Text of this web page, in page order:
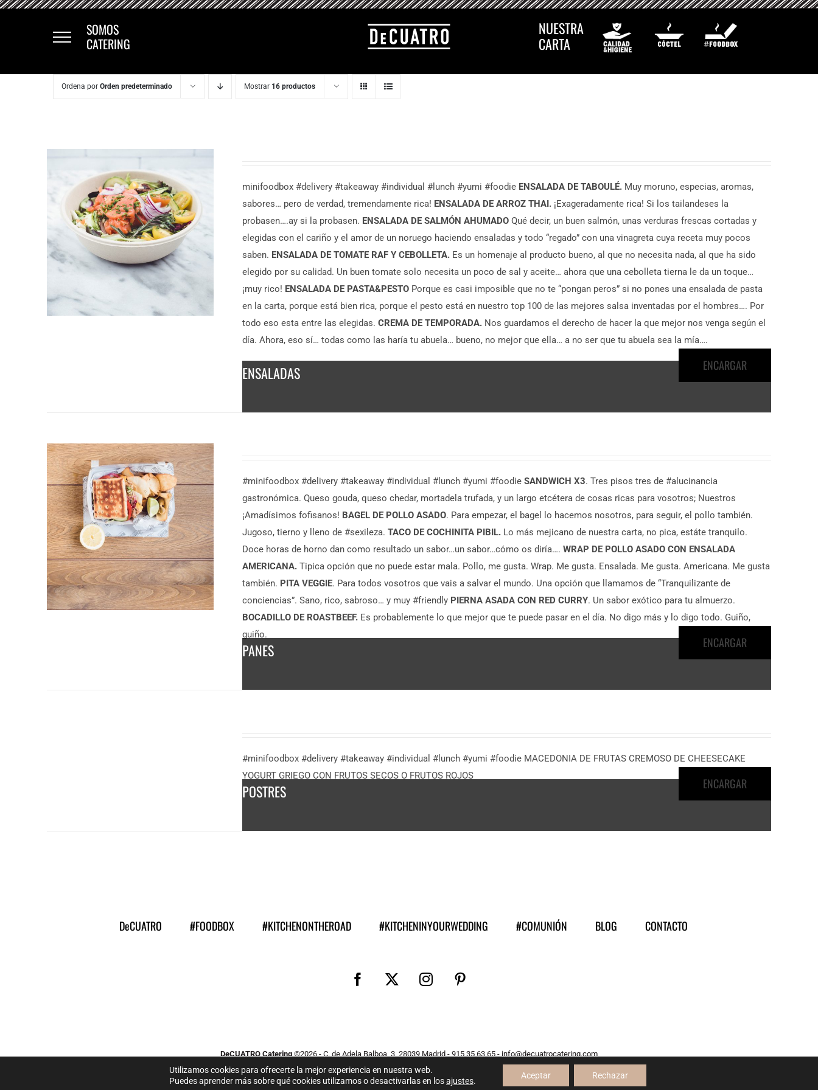
Saltar
SOMOS
CATERING
NUESTRA
CARTA
Ordena por Orden predeterminado Mostrar 16 productos
ENSALADAS
minifoodbox #delivery #takeaway #individual #lunch #yumi #foodie ENSALADA DE TABOULÉ. Muy moruno, especias, aromas,
sabores… pero de verdad, tremendamente rica! ENSALADA DE ARROZ THAI. ¡Exageradamente rica! Si los tailandeses la
probasen….ay si la probasen. ENSALADA DE SALMÓN AHUMADO Qué decir, un buen salmón, unas verduras frescas cortadas y
elegidas con el cariño y el amor de un noruego haciendo ensaladas y todo “regado” con una vinagreta cuya receta muy pocos
saben. ENSALADA DE TOMATE RAF Y CEBOLLETA. Es un homenaje al producto bueno, al que no necesita nada, al que ha sido
elegido por su calidad. Un buen tomate solo necesita un poco de sal y aceite… ahora que una cebolleta tierna le da un toque…
¡muy rico! ENSALADA DE PASTA&PESTO Porque es casi imposible que no te “pongan peros” si no pones una ensalada de pasta
en la carta, porque está bien rica, porque el pesto está en nuestro top 100 de las mejores salsa inventadas por el hombres…. Por
todo eso esta entre las elegidas.CREMA DE TEMPORADA. Nos guardamos el derecho de hacer la que mejor nos venga según el
día. Ahora, eso sí… todas como las haría tu abuela… bueno, no mejor que ella… a no ser que tu abuela sea la mía….
ENCARGAR
PANES
#minifoodbox #delivery #takeaway #individual #lunch #yumi #foodieSANDWICH X3. Tres pisos tres de #alucinancia
gastronómica. Queso gouda, queso chedar, mortadela trufada, y un largo etcétera de cosas ricas para vosotros; Nuestros
¡Amadísimos fofisanos! BAGEL DE POLLO ASADO. Para empezar, el bagel lo hacemos nosotros, para seguir, el pollo también.
Jugoso, tierno y lleno de #sexileza.TACO DE COCHINITA PIBIL. Lo más mejicano de nuestra carta, no pica, estáte tranquilo.
Doce horas de horno dan como resultado un sabor…un sabor…cómo os diría….WRAP DE POLLO ASADO CON ENSALADA
AMERICANA. Tipica opción que no puede estar mala. Pollo, me gusta. Wrap. Me gusta. Ensalada. Me gusta. Americana. Me gusta
también. PITA VEGGIE. Para todos vosotros que vais a salvar el mundo. Una opción que llamamos de “Tranquilizante de
conciencias”. Sano, rico, sabroso… y muy #friendly PIERNA ASADA CON RED CURRY. Un sabor exótico para tu almuerzo.
BOCADILLO DE ROASTBEEF. Es probablemente lo que mejor que te puede pasar en el día. No digo más y lo digo todo. Guiño,
guiño.
ENCARGAR
POSTRES
#minifoodbox #delivery #takeaway #individual #lunch #yumi #foodie MACEDONIA DE FRUTAS CREMOSO DE CHEESECAKE
YOGURT GRIEGO CON FRUTOS SECOS O FRUTOS ROJOS
ENCARGAR
DeCUATRO #FOODBOX #KITCHENONTHEROAD #KITCHENINYOURWEDDING #COMUNIÓN BLOG CONTACTO
DeCUATRO Catering ©2026 - C. de Adela Balboa, 3, 28039 Madrid - 915 35 63 65 - info@decuatrocatering.com
Diseñado por Gonzalo B Durán y ejecutado con
por
Utilizamos cookies para ofrecerte la mejor experiencia en nuestra web.
Puedes aprender más sobre qué cookies utilizamos o desactivarlas en losajustes.
Aceptar Rechazar